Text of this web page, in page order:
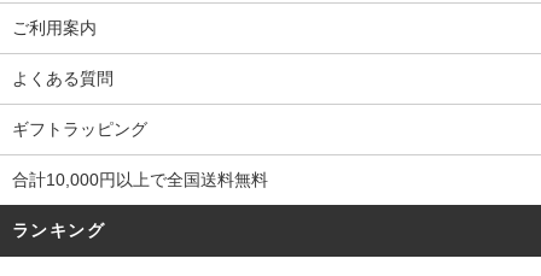
ご利用案内
よくある質問
ギフトラッピング
合計10,000円以上で全国送料無料
ランキング